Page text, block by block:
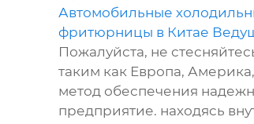
Автомобильные
фритюрницы в Китае
Пожалуйста, не
таким как Европа,
метод обеспечения
предприятие. находясь